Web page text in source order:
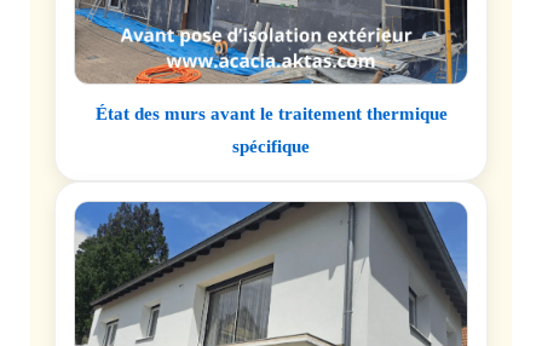
État des murs avant le traitement thermique
spécifique